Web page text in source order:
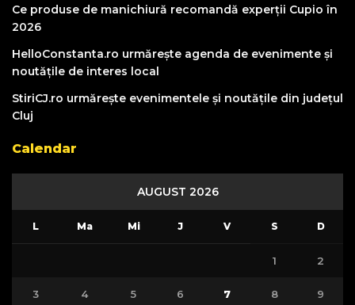
Ce produse de manichiură recomandă experții Cupio în
2026
HelloConstanta.ro urmărește agenda de evenimente și
noutățile de interes local
StiriCJ.ro urmărește evenimentele și noutățile din județul
Cluj
Calendar
AUGUST 2026
L Ma Mi J V S D
1 2
3 4 5 6 7 8 9